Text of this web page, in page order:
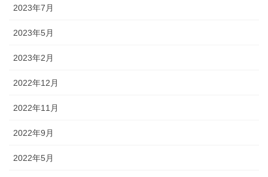
2023年7月
2023年5月
2023年2月
2022年12月
2022年11月
2022年9月
2022年5月